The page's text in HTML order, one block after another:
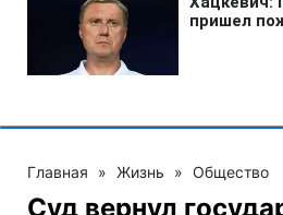
Главная » Жизнь » Общество
Суд вернул